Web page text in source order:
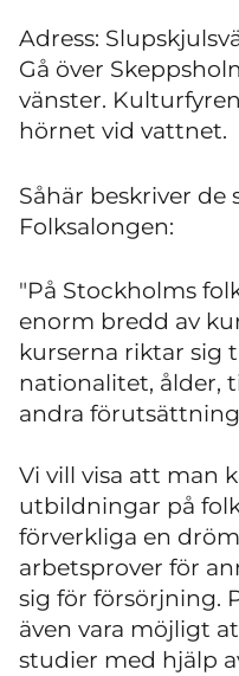
Adress:
Gå över
vänster.
hörnet vid vattnet.
Såhär beskriver
Folksalongen:
"På Stockholms
enorm bredd av
kurserna riktar sig
nationalitet, ålder,
andra
Vi vill visa att man
utbildningar på
förverkliga en
arbetsprover för
sig för försörjning.
även vara möjligt
studier med hjälp